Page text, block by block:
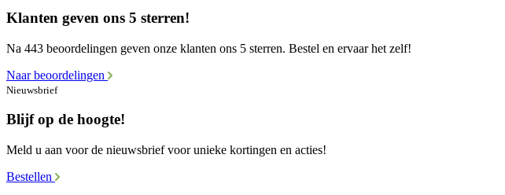
Klanten geven ons 5 sterren!
Na 443 beoordelingen geven onze klanten ons 5 sterren. Bestel en ervaar het zelf!
Naar beoordelingen
Nieuwsbrief
Blijf op de hoogte!
Meld u aan voor de nieuwsbrief voor unieke kortingen en acties!
Bestellen